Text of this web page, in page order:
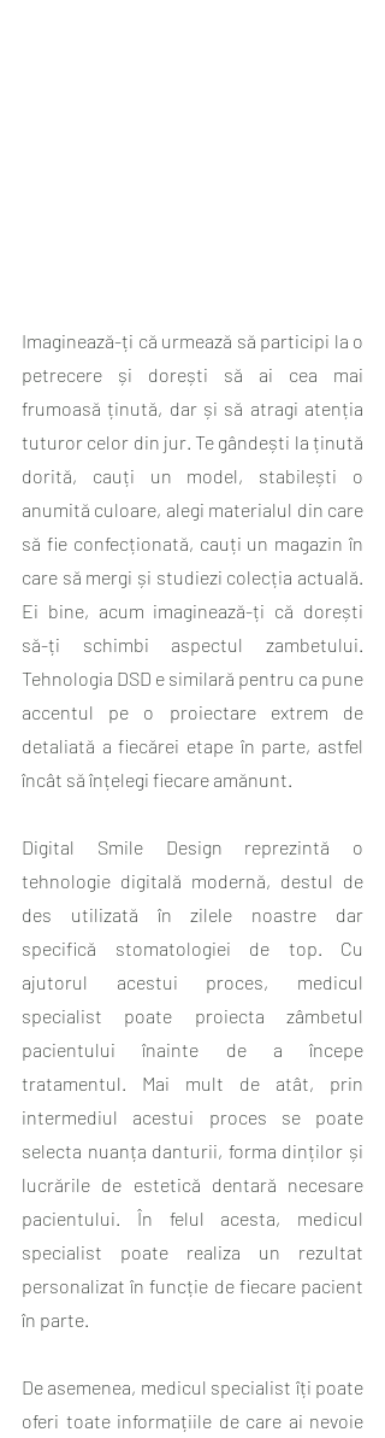
Imaginează-ți că urmează să participi la o
petrecere și dorești să ai cea mai
frumoasă ținută, dar și să atragi atenția
tuturor celor din jur. Te gândești la ținută
dorită, cauți un model, stabilești o
anumită culoare, alegi materialul din care
să fie confecționată, cauți un magazin în
care să mergi și studiezi colecția actuală.
Ei bine, acum imaginează-ți că dorești
să-ți schimbi aspectul zambetului.
Tehnologia DSD e similară pentru ca pune
accentul pe o proiectare extrem de
detaliată a fiecărei etape în parte, astfel
încât să înțelegi fiecare amănunt.
Digital Smile Design reprezintă o
tehnologie digitală modernă, destul de
des utilizată în zilele noastre dar
specifică stomatologiei de top. Cu
ajutorul acestui proces, medicul
specialist poate proiecta zâmbetul
pacientului înainte de a începe
tratamentul. Mai mult de atât, prin
intermediul acestui proces se poate
selecta nuanța danturii, forma dinților și
lucrările de estetică dentară necesare
pacientului. În felul acesta, medicul
specialist poate realiza un rezultat
personalizat în funcție de fiecare pacient
în parte.
De asemenea, medicul specialist îți poate
oferi toate informațiile de care ai nevoie